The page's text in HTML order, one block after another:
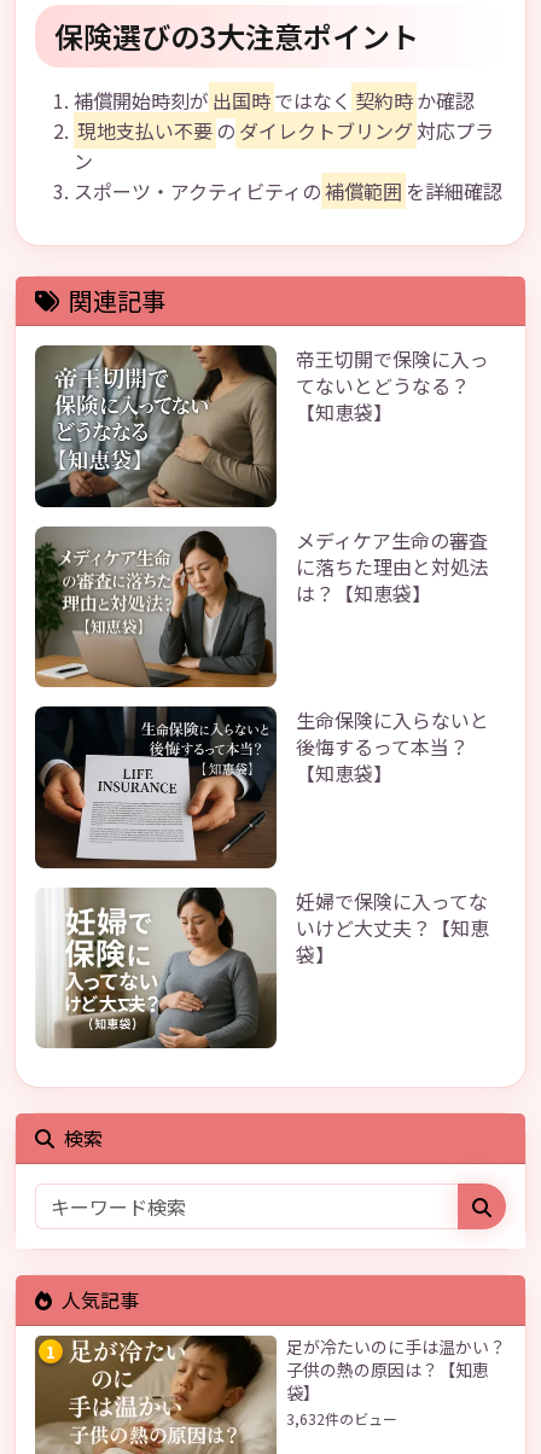
保険選びの3大注意ポイント
補償開始時刻が 出国時ではなく 契約時か確認
現地支払い不要 の ダイレクトブリング 対応プラ
ン
スポーツ・アクティビティの補償範囲 を詳細確認
関連記事
帝王切開で保険に入っ
てないとどうなる？
【知恵袋】
メディケア生命の審査
に落ちた理由と対処法
は？【知恵袋】
生命保険に入らないと
後悔するって本当？
【知恵袋】
妊婦で保険に入ってな
いけど大丈夫？【知恵
袋】
検索
人気記事
1
足が冷たいのに手は温かい？
子供の熱の原因は？【知恵
袋】
3,632件のビュー